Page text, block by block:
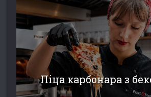
Піца карбонара з